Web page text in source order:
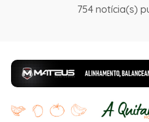
754 notícia(s)